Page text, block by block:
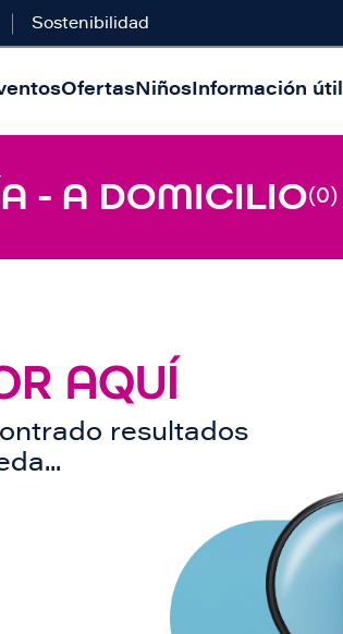
Sostenibilidad
OfertasNiñosInformación útil
- A DOMICILIO(0)
AQUÍ
resultados